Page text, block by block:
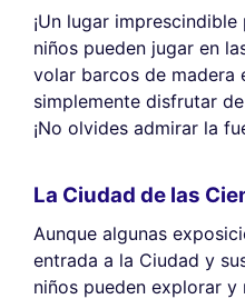
¡Un lugar
niños pueden jugar en
volar barcos de madera
simplemente disfrutar
¡No olvides admirar la
La Ciudad de las
Aunque algunas
entrada a la Ciudad y
niños pueden explorar y